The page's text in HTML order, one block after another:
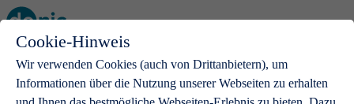
Cookie-Hinweis
Wir verwenden Cookies (auch von Drittanbietern), um
Informationen über die Nutzung unserer Webseiten zu erhalten
Open main menu